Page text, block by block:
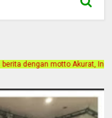
Terpercaya. Alamat